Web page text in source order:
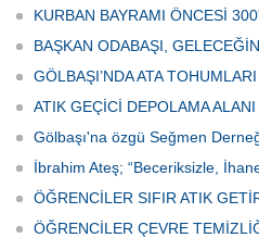
Haftası" etkinlikleri Ankara'da devam
ediyor.
KURBAN BAYRAMI ÖNCESİ
BAŞKAN ODABAŞI,
GÖLBAŞI’NDA ATA
ATIK GEÇİCİ DEPOLAMA
Gölbaşı'na özgü Seğmen
İbrahim Ateş; “Beceriksizle,
ÖĞRENCİLER SIFIR ATIK
ÖĞRENCİLER ÇEVRE